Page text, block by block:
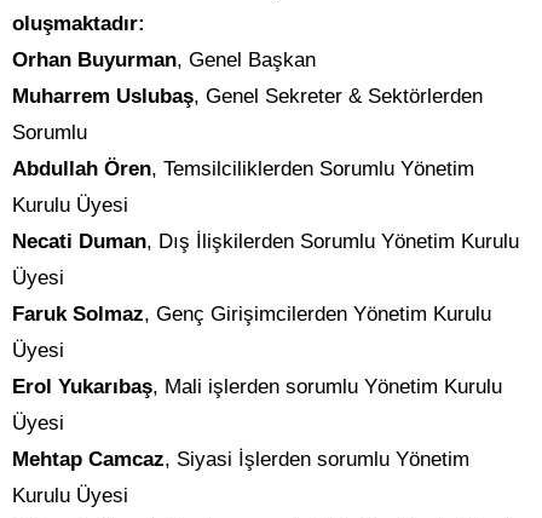
oluşmaktadır:
Orhan Buyurman, Genel Başkan
Muharrem Uslubaş, Genel Sekreter & Sektörlerden
Sorumlu
Abdullah Ören, Temsilciliklerden Sorumlu Yönetim
Kurulu Üyesi
Necati Duman, Dış İlişkilerden Sorumlu Yönetim Kurulu
Üyesi
Faruk Solmaz, Genç Girişimcilerden Yönetim Kurulu
Üyesi
Erol Yukarıbaş, Mali işlerden sorumlu Yönetim Kurulu
Üyesi
Mehtap Camcaz, Siyasi İşlerden sorumlu Yönetim
Kurulu Üyesi